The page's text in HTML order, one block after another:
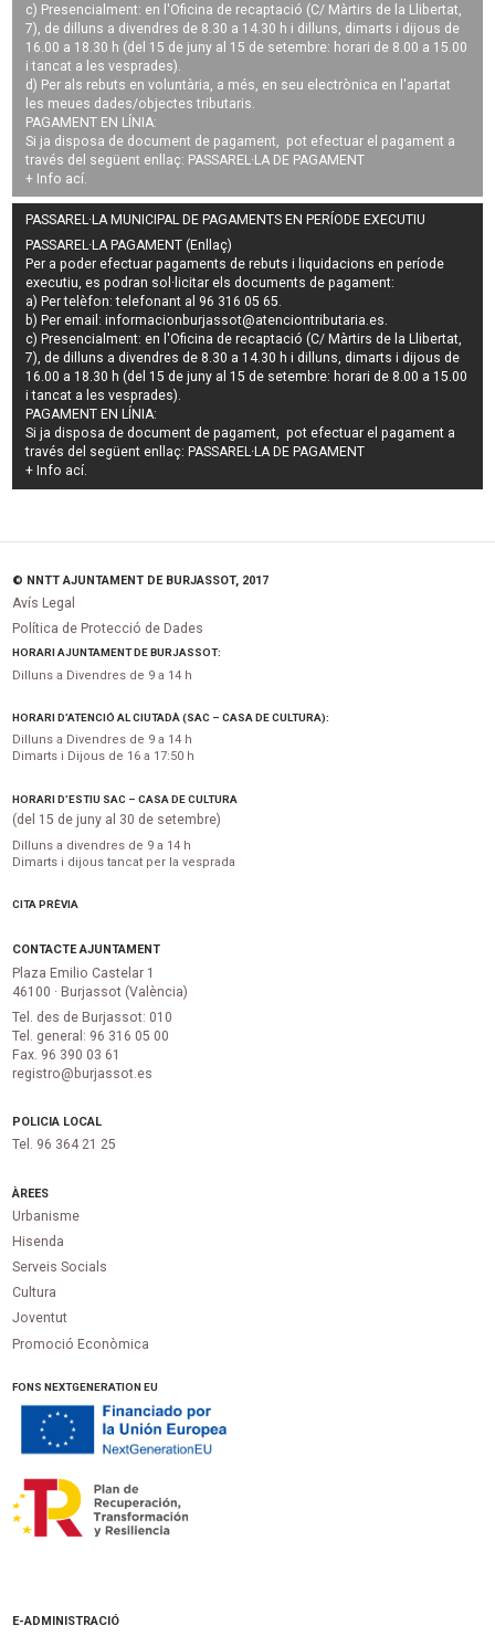
c) Presencialment: en l'Oficina de recaptació (C/ Màrtirs de la Llibertat,
7), de dilluns a divendres de 8.30 a 14.30 h i dilluns, dimarts i dijous de
16.00 a 18.30 h (del 15 de juny al 15 de setembre: horari de 8.00 a 15.00
i tancat a les vesprades).
d) Per als rebuts en voluntària, a més, en seu electrònica en l'apartat
les meues dades/objectes tributaris.
PAGAMENT EN LÍNIA:
Si ja disposa de document de pagament, pot efectuar el pagament a
través del següent enllaç: PASSAREL·LA DE PAGAMENT
+ Info ací.
PASSAREL·LA MUNICIPAL DE PAGAMENTS EN PERÍODE EXECUTIU
PASSAREL·LA PAGAMENT (Enllaç)
Per a poder efectuar pagaments derebuts i liquidacions en període
executiu, es podran sol·licitar els documents de pagament:
a) Per telèfon: telefonant al 96 316 05 65.
b) Per email:informacionburjassot@atenciontributaria.es.
c) Presencialment: en l'Oficina de recaptació (C/ Màrtirs de la Llibertat,
7), de dilluns a divendres de 8.30 a 14.30 h i dilluns, dimarts i dijous de
16.00 a 18.30 h (del 15 de juny al 15 de setembre: horari de 8.00 a 15.00
i tancat a les vesprades).
PAGAMENT EN LÍNIA:
Si ja disposa de document de pagament, pot efectuar el pagament a
través del següent enllaç: PASSAREL·LA DE PAGAMENT
+ Info ací.
© NNTT AJUNTAMENT DE BURJASSOT, 2017
Avís Legal
Política de Protecció de Dades
HORARI AJUNTAMENT DE BURJASSOT:
Dilluns a Divendres de 9 a 14 h
HORARI D’ATENCIÓ AL CIUTADÀ (SAC – CASA DE CULTURA):
Dilluns a Divendres de 9 a 14 h
Dimarts i Dijous de 16 a 17:50 h
HORARI D’ESTIU SAC – CASA DE CULTURA
(del 15 de juny al 30 de setembre)
Dilluns a divendres de 9 a 14 h
Dimarts i dijous tancat per la vesprada
CITA PRÈVIA
CONTACTE AJUNTAMENT
Plaza Emilio Castelar 1
46100 · Burjassot (València)
Tel. des de Burjassot: 010
Tel. general: 96 316 05 00
Fax. 96 390 03 61
registro@burjassot.es
POLICIA LOCAL
Tel. 96 364 21 25
ÀREES
Urbanisme
Hisenda
Serveis Socials
Cultura
Joventut
Promoció Econòmica
FONS NEXTGENERATION EU
E-ADMINISTRACIÓ